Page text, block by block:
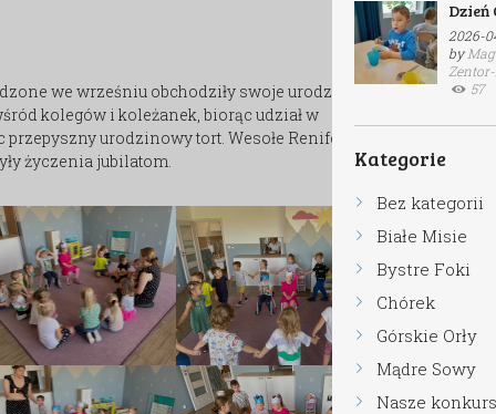
we wrześniu obchodziły swoje urodziny.
kolegów i koleżanek, biorąc udział w
urodzinowy tort. Wesołe Renifery
życzenia jubilatom.
Dzień Czekolady
2026-04-12
Magdalena
Zentor-Zielińska
57
Bez kategorii
Białe Misie
Bystre Foki
Chórek
Górskie Orły
Mądre Sowy
Nasze konkursy